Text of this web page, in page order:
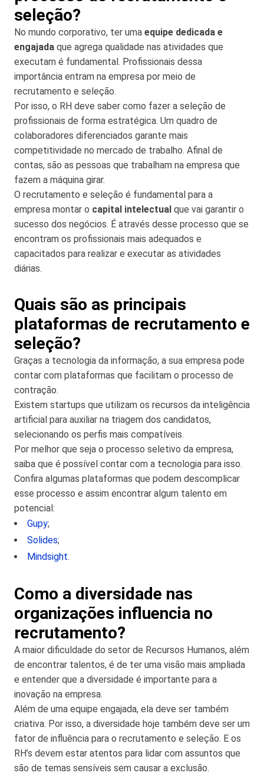
seleção?
No mundo corporativo, ter uma equipe dedicada e
engajada que agrega qualidade nas atividades que
executam é fundamental. Profissionais dessa
importância entram na empresa por meio de
recrutamento e seleção.
Por isso, o RH deve saber como fazer a seleção de
profissionais de forma estratégica. Um quadro de
colaboradores diferenciados garante mais
competitividade no mercado de trabalho. Afinal de
contas, são as pessoas que trabalham na empresa que
fazem a máquina girar.
O recrutamento e seleção é fundamental para a
empresa montar o capital intelectual que vai garantir o
sucesso dos negócios. É através desse processo que se
encontram os profissionais mais adequados e
capacitados para realizar e executar as atividades
diárias.
Quais são as principais
plataformas de recrutamento e
seleção?
Graças a tecnologia da informação, a sua empresa pode
contar com plataformas que facilitam o processo de
contração.
Existem startups que utilizam os recursos da inteligência
artificial para auxiliar na triagem dos candidatos,
selecionando os perfis mais compatíveis.
Por melhor que seja o processo seletivo da empresa,
saiba que é possível contar com a tecnologia para isso.
Confira algumas plataformas que podem descomplicar
esse processo e assim encontrar algum talento em
potencial:
Gupy;
Solides;
Mindsight.
Como a diversidade nas
organizações influencia no
recrutamento?
A maior dificuldade do setor de Recursos Humanos, além
de encontrar talentos, é de ter uma visão mais ampliada
e entender que a diversidade é importante para a
inovação na empresa.
Além de uma equipe engajada, ela deve ser também
criativa. Por isso, a diversidade hoje também deve ser um
fator de influência para o recrutamento e seleção. E os
RH’s devem estar atentos para lidar com assuntos que
são de temas sensíveis sem causar a exclusão.